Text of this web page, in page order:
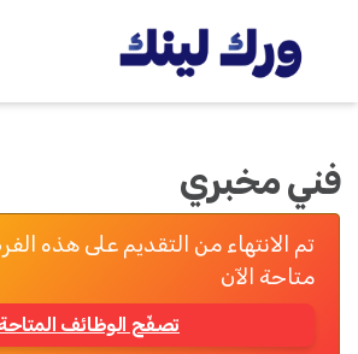
فني مخبري
تم الانتهاء من التقديم على هذه
متاحة الآن
تصفّح الوظائف